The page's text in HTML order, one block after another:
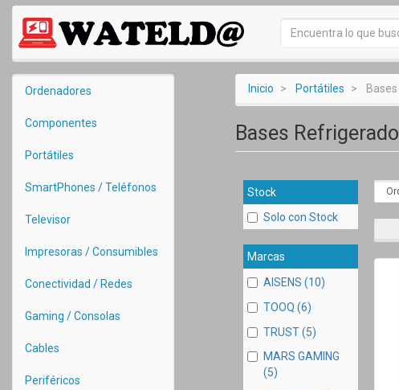
Ordenadores
Componentes
Portátiles
SmartPhones / Teléfonos
Televisor
Impresoras / Consumibles
Conectividad / Redes
Gaming / Consolas
Cables
Periféricos
Inicio Portátiles
Bases
Stock
Solo con Stock
Marcas
AISENS (10)
TOOQ (6)
TRUST (5)
MARS GAMING
(5)